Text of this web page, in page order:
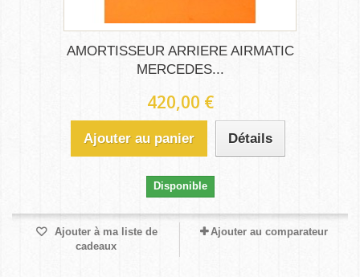
AMORTISSEUR ARRIERE AIRMATIC
MERCEDES...
420,00 €
Ajouter au panier Détails
Disponible
Ajouter à ma liste de
cadeaux
Ajouter au comparateur